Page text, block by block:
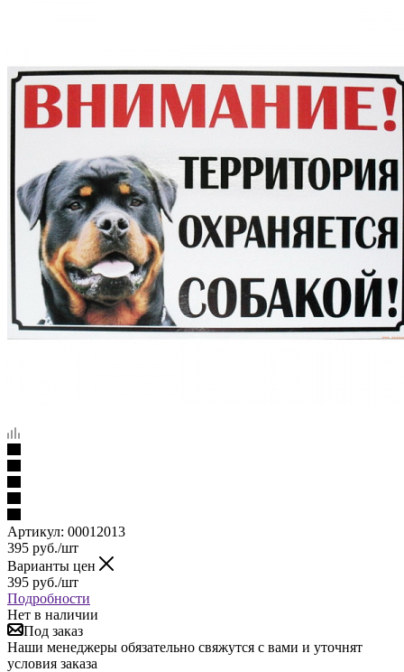
Артикул: 00012013
395 руб./шт
Варианты цен
395 руб./шт
Подробности
Нет в наличии
Под заказ
Наши менеджеры обязательно свяжутся с вами и уточнят
условия заказа